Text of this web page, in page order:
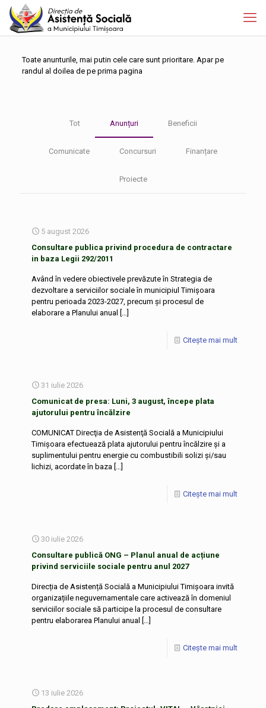
Toate anunturile, mai putin cele care sunt prioritare. Apar pe
randul al doilea de pe prima pagina
Tot Anunțuri Beneficii
Comunicate Concursuri Finanțare
Proiecte
5 august 2026
Consultare publica privind procedura de contractare
in baza Legii 292/2011
Având în vedere obiectivele prevăzute în Strategia de
dezvoltare a serviciilor sociale în municipiul Timișoara
pentru perioada 2023-2027, precum și procesul de
elaborare a Planului anual
[…]
Citește mai mult
31 iulie 2026
Comunicat de presa: Luni, 3 august, începe plata
ajutorului pentru încălzire
COMUNICAT Direcţia de Asistenţă Socială a Municipiului
Timişoara efectuează plata ajutorului pentru încălzire și a
suplimentului pentru energie cu combustibili solizi şi/sau
lichizi, acordate în baza […]
Citește mai mult
30 iulie 2026
Consultare publică ONG – Planul anual de acțiune
privind serviciile sociale pentru anul 2027
Direcția de Asistență Socială a Municipiului Timișoara invită
organizațiile neguvernamentale care activează în domeniul
serviciilor sociale să participe la procesul de consultare
pentru elaborarea Planului anual
[…]
Citește mai mult
13 iulie 2026